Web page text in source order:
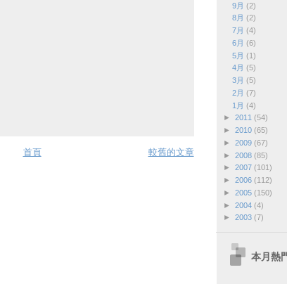
較舊的文章
首頁
9月 (2)
8月 (2)
7月 (4)
6月 (6)
5月 (1)
4月 (5)
3月 (5)
2月 (7)
1月 (4)
► 2011 (54)
► 2010 (65)
► 2009 (67)
► 2008 (85)
► 2007 (101)
► 2006 (112)
► 2005 (150)
► 2004 (4)
► 2003 (7)
本月熱